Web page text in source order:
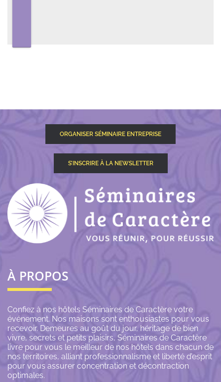
ORGANISER SÉMINAIRE ENTREPRISE
S’INSCRIRE À LA NEWSLETTER
À PROPOS
Confiez à nos hôtels Séminaires de Caractère votre
événement. Nos maisons sont enthousiastes pour vous
recevoir. Demeures au goût du jour, héritage de bien
vivre, secrets et petits plaisirs, Séminaires de Caractère
livre pour vous le meilleur de nos hôtels dans chacun de
nos territoires, alliant professionnalisme et liberté d’esprit
pour vous assurer concentration et décontraction
optimales.